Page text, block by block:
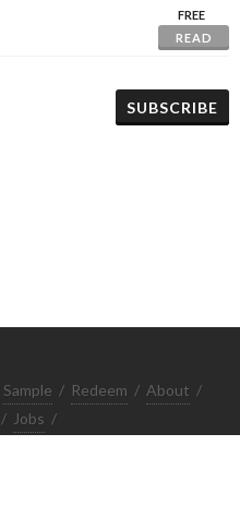
FREE
READ
SUBSCRIBE
Sample / Redeem / About /
/ Jobs /